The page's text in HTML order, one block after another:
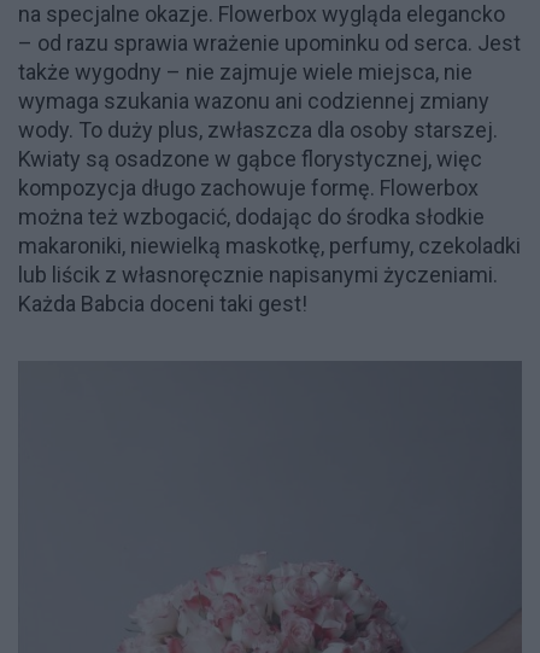
na specjalne okazje. Flowerbox wygląda elegancko
– od razu sprawia wrażenie upominku od serca. Jest
także wygodny – nie zajmuje wiele miejsca, nie
wymaga szukania wazonu ani codziennej zmiany
wody. To duży plus, zwłaszcza dla osoby starszej.
Kwiaty są osadzone w gąbce florystycznej, więc
kompozycja długo zachowuje formę. Flowerbox
można też wzbogacić, dodając do środka słodkie
makaroniki, niewielką maskotkę, perfumy, czekoladki
lub liścik z własnoręcznie napisanymi życzeniami.
Każda Babcia doceni taki gest!